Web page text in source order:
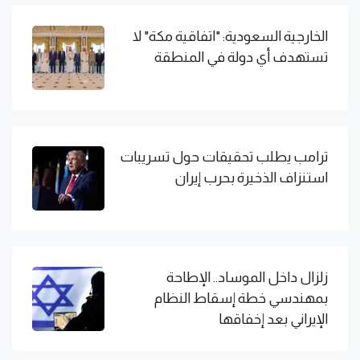
الخارجية السعودية: "اتفاقية مكة" لا
تستهدف أي دولة في المنطقة
ترامب يطلب تحقيقات حول تسريبات
استنزاف الذخيرة بحرب إيران
زلزال داخل الموساد.. الإطاحة
بمهندسي خطة إسقاط النظام
الإيراني بعد إخفاقها